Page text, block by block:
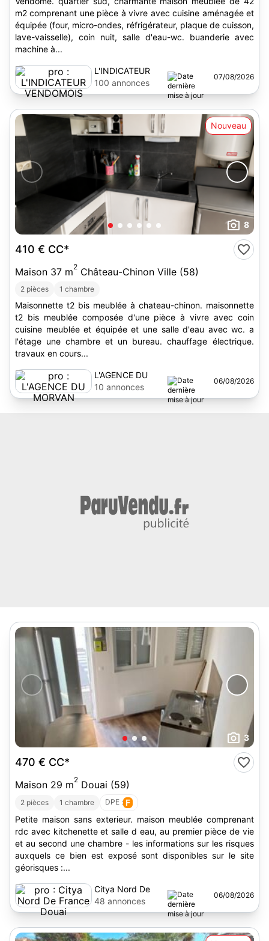
m2 comprenant une pièce à vivre avec cuisine aménagée et
équipée (four, micro-ondes, réfrigérateur, plaque de cuisson,
lave-vaisselle), coin nuit, salle d'eau-wc. buanderie avec
machine à...
L'INDICATEUR
VENDOMOIS
100 annonces
07/08/2026
Nouveau
8
410 € CC*
Maison 37 m2 Château-Chinon Ville (58)
2 pièces 1 chambre
Maisonnette t2 bis meublée à chateau-chinon. maisonnette
t2 bis meublée composée d'une pièce à vivre avec coin
cuisine meublée et équipée et une salle d'eau avec wc. a
l'étage une chambre et un bureau. chauffage électrique.
travaux en cours...
L'AGENCE DU
MORVAN
10 annonces
06/08/2026
3
470 € CC*
Maison 29 m2 Douai (59)
2 pièces 1 chambre DPE : F
Petite maison sans exterieur. maison meublée comprenant
rdc avec kitchenette et salle d eau, au premier pièce de vie
et au second une chambre - les informations sur les risques
auxquels ce bien est exposé sont disponibles sur le site
géorisques :...
Citya Nord De
France Douai
48 annonces
06/08/2026